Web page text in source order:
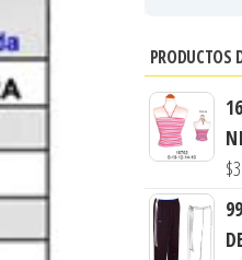
PRODUCTOS
$